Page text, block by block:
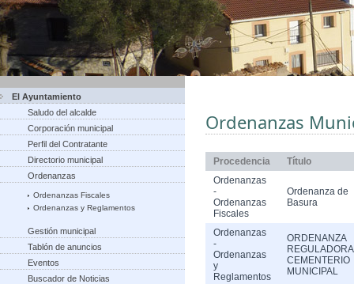
El Ayuntamiento
Saludo del alcalde
Corporación municipal
Perfil del Contratante
Directorio municipal
Ordenanzas
Ordenanzas Fiscales
Ordenanzas y Reglamentos
Gestión municipal
Tablón de anuncios
Eventos
Buscador de Noticias
Ordenanzas
Procedencia
Título
Ordenanzas
-
Ordenanzas
Fiscales
Ordenanza de
Basura
Ordenanzas
-
Ordenanzas
y
Reglamentos
ORDENANZA
CEMENTERIO
MUNICIPAL